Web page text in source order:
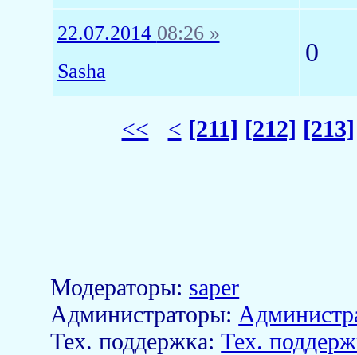
22.07.2014 08:26 »
Sasha
0
<< < [211] [212] [213]
Модераторы: saper
Aдминистраторы:
Тех. поддержка:Тех.